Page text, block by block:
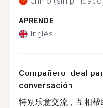
APRENDE
Inglés
Compañero ideal
conversación
特别乐意交流，互相